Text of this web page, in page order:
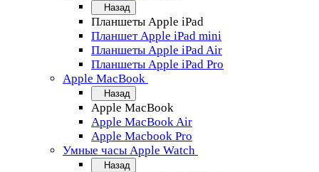
Назад
Планшеты Apple iPad
Планшет Apple iPad mini
Планшеты Apple iPad Air
Планшеты Apple iPad Pro
Apple MacBook
Назад
Apple MacBook
Apple MacBook Air
Apple Macbook Pro
Умные часы Apple Watch
Назад